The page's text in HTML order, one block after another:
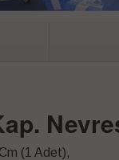
(1 Adet),